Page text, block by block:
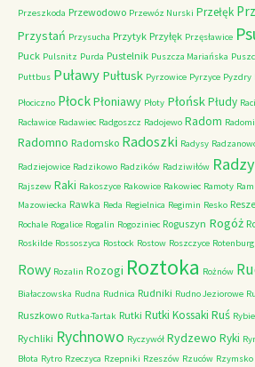
Przeszkoda Przewodowo Przewóz Nurski Przełęk
Przystań Przysucha Przytyk Przyłęk Przęsławice
Puck Pulsnitz Purda Pustelnik Puszcza Mariańska
Puttbus Puławy Pułtusk Pyrzowice Pyrzyce Pyzdry
Płociczno PłockPłoniawy Płoty PłońskPłudy
Racławice Radawiec Radgoszcz Radojewo Radom
Radomno Radomsko Radoszki Radysy
Radziejowice Radzikowo Radzików Radziwiłów
Rajszew Raki Rakoszyce Rakowice Rakowiec Ramoty
Mazowiecka Rawka Reda Regielnica Regimin Resko
Rochale Rogalice Rogalin Rogoziniec Roguszyn Rogóż
Roskilde Rossoszyca Rostock Rostow Roszczyce Rotenburg
Rowy Rozalin Rozogi Roztoka Rożnów
Białaczowska Rudna Rudnica Rudniki Rudno Jeziorowe
Ruszkowo Rutka-Tartak Rutki Rutki Kossaki Ruś
Rychliki Rychnowo Ryczywół Rydzewo Ryki
Błota Rytro Rzeczyca Rzepniki Rzeszów Rzuców Rzymsko